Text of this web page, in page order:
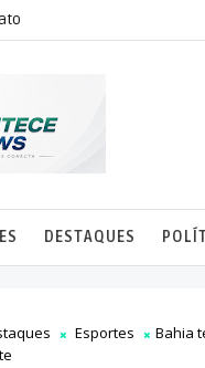
DESTAQUES
Esportes
Bahia